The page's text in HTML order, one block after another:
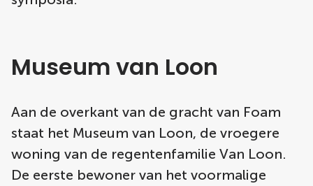
Museum van Loon
Aan de overkant van de gracht van Foam
staat het Museum van Loon, de vroegere
woning van de regentenfamilie Van Loon.
De eerste bewoner van het voormalige